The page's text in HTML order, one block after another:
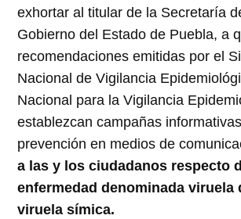
exhortar al titular de la Secretaría
Gobierno del Estado de Puebla, a
recomendaciones emitidas por el
Nacional de Vigilancia
Nacional para la Vigilancia
establezcan campañas
prevención en medios de
a las y los ciudadanos respecto
enfermedad denominada viruela
viruela símica.